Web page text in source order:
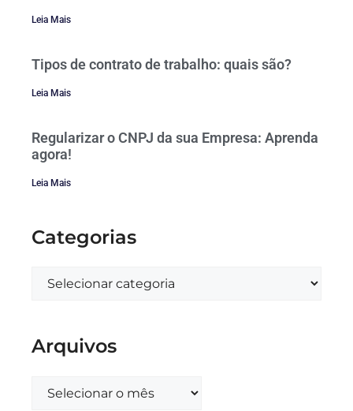
Leia Mais
Tipos de contrato de trabalho: quais são?
Leia Mais
Regularizar o CNPJ da sua Empresa: Aprenda
agora!
Leia Mais
Categorias
Arquivos